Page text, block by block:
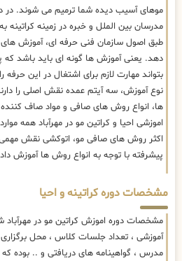
موهای آسیب دیده شما ترمیم می شوند. در
مدرسان بین الملل و خبره در زمینه کراتینه
طبق اصول سازمان فنی حرفه ای، آموزش های
دهد. یعنی آموزش ها گونه ای باید باشد
بتواند مهارت لازم برای اشتغال در این حرفه
نوع آموزش، سه آیتم عمده نقش اصلی را
ها، انواع روش های صافی و مواد صاف کننده
اموزشی احیا و کراتین مو در مهرآباد همه
اکثر روش های صافی مو، اتوکشی نقش مهمی
پیشرفته با توجه به انواع روش ها آموزش
مشخصات دوره کراتینه و احیا
مشخصات دوره اموزش کراتین مو در مهرآباد
آموزشی ، تعداد جلسات کلاس ، محل برگزاری
مدرس ، گواهینامه های دریافتی و .. بوده